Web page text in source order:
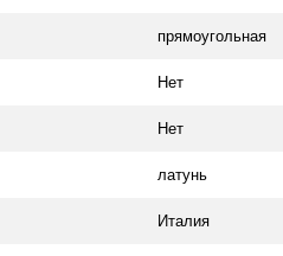
прямоугольная
Нет
Нет
латунь
Италия